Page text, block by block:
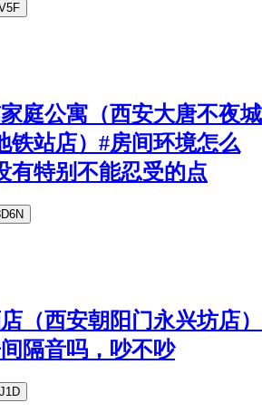
庭公寓（西安大唐不夜城
铁站店）#房间环境怎么
有特别不能忍受的点
（西安朝阳门永兴坊店）
隔音吗，吵不吵